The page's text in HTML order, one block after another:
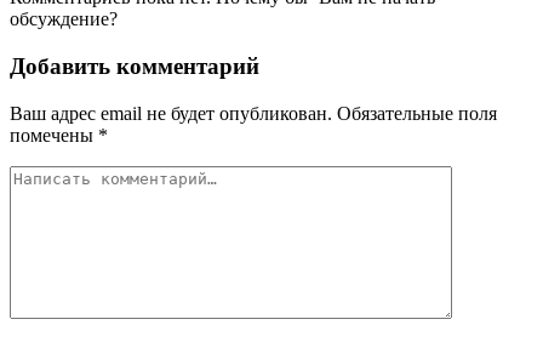
обсуждение?
Добавить комментарий
Ваш адрес email не будет опубликован. Обязательные поля
помечены *